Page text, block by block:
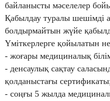
байланысты мәселелер
Қабылдау туралы шешімді
болдырмайтын жүйе
Үміткерлерге қойылатын
- жоғары медициналық
- денсаулық сақтау
қолданыстағы
- соңғы 5 жылда